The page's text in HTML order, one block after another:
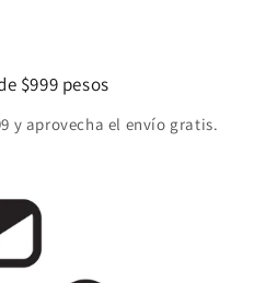
$999 pesos
y aprovecha el envío gratis.